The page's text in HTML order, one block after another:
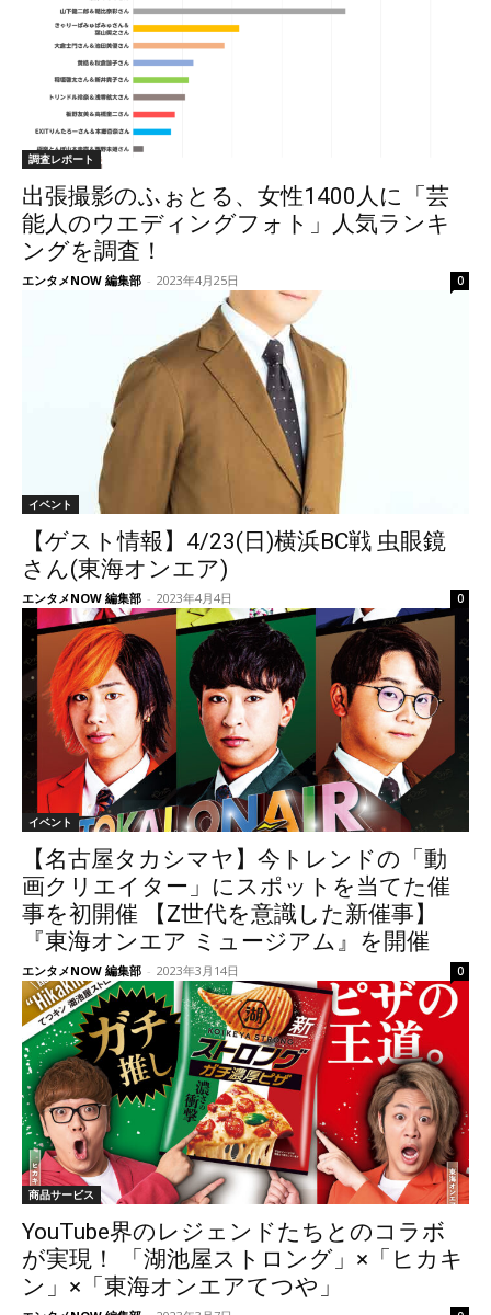
調査レポート
出張撮影のふぉとる、女性1400人に「芸
能人のウエディングフォト」人気ランキ
ングを調査！
エンタメNOW 編集部 - 2023年4月25日 0
イベント
【ゲスト情報】4/23(日)横浜BC戦 虫眼鏡
さん(東海オンエア)
エンタメNOW 編集部 - 2023年4月4日 0
イベント
【名古屋タカシマヤ】今トレンドの「動
画クリエイター」にスポットを当てた催
事を初開催 【Z世代を意識した新催事】
『東海オンエア ミュージアム』を開催
エンタメNOW 編集部 - 2023年3月14日 0
商品サービス
YouTube界のレジェンドたちとのコラボ
が実現！ 「湖池屋ストロング」×「ヒカキ
ン」×「東海オンエアてつや」